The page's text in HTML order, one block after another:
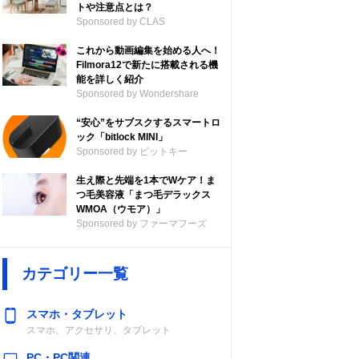
トや注意点とは？
Sponsored by CLAS
これから動画編集を始める人へ！
Filmora12で新たに搭載される機
能を詳しく紹介
Sponsored by Wondershare
“安心”をサブスクするスマートロ
ック「bitlock MINI」
Sponsored by ビットキー
生え際と先端を1本でWケア！ま
つ毛美容液「まつ毛デラックス
WMOA（ウモア）」
Sponsored by ファーマフーズ
カテゴリー一覧
スマホ・タブレット
スマホ、アクセサリ、タブレット